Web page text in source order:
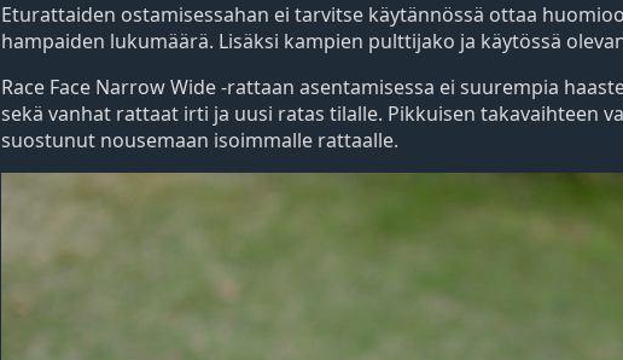
Eturattaiden ostamisessahan ei tarvitse käytännössä ottaa
hampaiden lukumäärä. Lisäksi kampien pulttijako ja käytössä
Race Face Narrow Wide -rattaan asentamisessa ei suurempia
sekä vanhat rattaat irti ja uusi ratas tilalle. Pikkuisen takavaihteen
suostunut nousemaan isoimmalle rattaalle.